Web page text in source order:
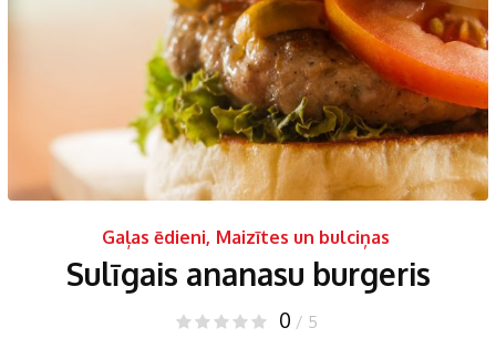
Gaļas ēdieni, Maizītes un bulciņas
Sulīgais ananasu burgeris
0 / 5